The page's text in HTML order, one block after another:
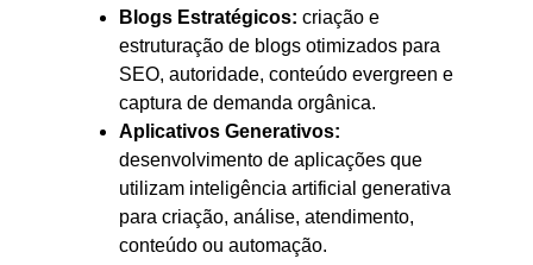
Blogs Estratégicos: criação e
estruturação de blogs otimizados para
SEO, autoridade, conteúdo evergreen e
captura de demanda orgânica.
Aplicativos Generativos:
desenvolvimento de aplicações que
utilizam inteligência artificial generativa
para criação, análise, atendimento,
conteúdo ou automação.